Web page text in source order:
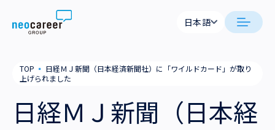
Skip to content
neocareer について
私たちの考え方
日本語
TOP ▪ 日経ＭＪ新聞（日本経済新聞社）に「ワイルドカード」が取り
上げられました
日経ＭＪ新聞（日本経